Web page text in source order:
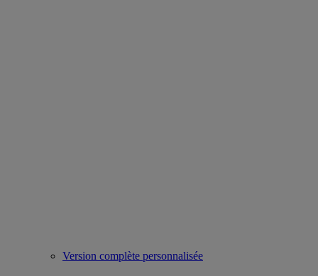
Version complète personnalisée